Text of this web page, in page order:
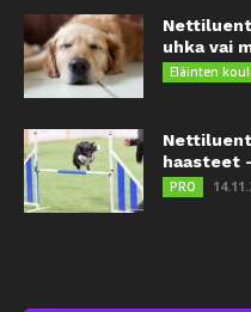
uhka vai
Eläinten
haasteet
PRO